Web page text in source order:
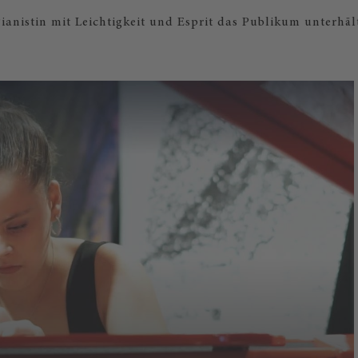
mit Leichtigkeit und Esprit das Publikum